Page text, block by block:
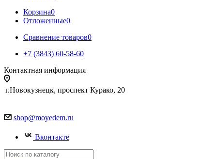
Корзина0
Отложенные0
Сравнение товаров0
+7 (3843) 60-58-60
Контактная информация
г.Новокузнецк, проспект Курако, 20
shop@moyedem.ru
Вконтакте